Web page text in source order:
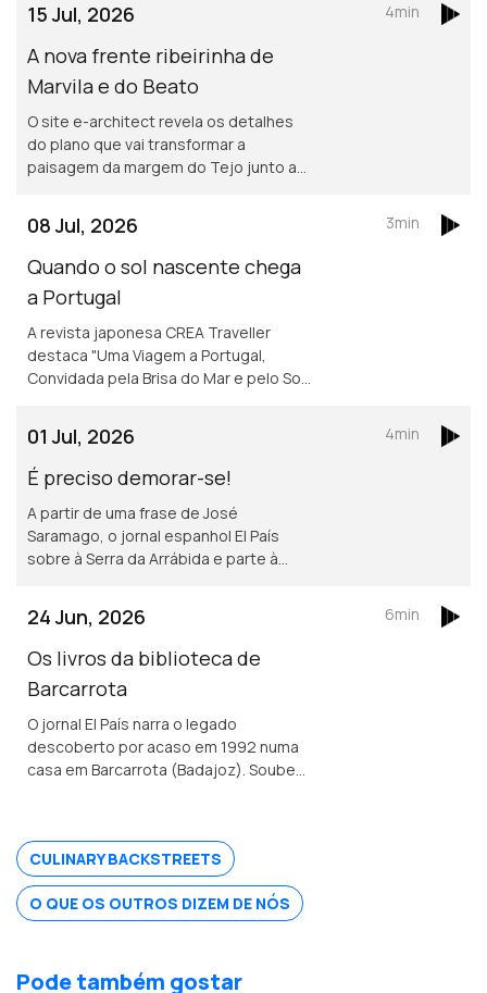
15 Jul, 2026
A nova frente ribeirinha de
Marvila e do Beato
O site e-architect revela os detalhes
do plano que vai transformar a
paisagem da margem do Tejo junto a
4min
08 Jul, 2026
Quando o sol nascente chega
a Portugal
A revista japonesa CREA Traveller
destaca "Uma Viagem a Portugal,
Convidada pela Brisa do Mar e pelo Sol",
cultura, a história e a gastronomia.
3min
01 Jul, 2026
É preciso demorar-se!
A partir de uma frase de José
Saramago, o jornal espanhol El País
sobre à Serra da Arrábida e parte à
4min
24 Jun, 2026
Os livros da biblioteca de
Barcarrota
O jornal El País narra o legado
descoberto por acaso em 1992 numa
casa em Barcarrota (Badajoz). Soube-
como ímpio e sodomita pela Inquisição.
6min
CULINARY BACKSTREETS
O QUE OS OUTROS DIZEM DE NÓS
Pode também gostar